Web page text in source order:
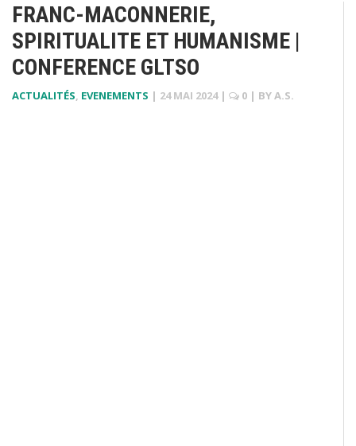
FRANC-MACONNERIE,
SPIRITUALITE ET HUMANISME |
CONFERENCE GLTSO
ACTUALITÉS, EVENEMENTS | 24 MAI 2024 | 0 | BYA.S.